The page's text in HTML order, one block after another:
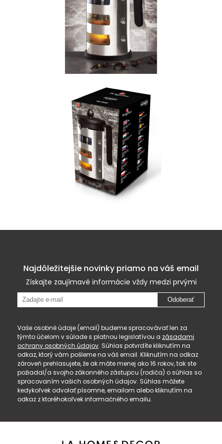
Najdôležitejšie novinky priamo na váš email
Získajte zaujímavé informácie vždy medzi prvými
Odoberať
Vaše osobné údaje (email) budeme spracovávať len za
týmto účelom v súlade s platnou legislatívou a zásadami
ochrany osobných údajov. Súhlas potvrdíte kliknutím na
odkaz, ktorý vám pošleme na váš email. Kliknutím na odkaz
zároveň prehlasujete, že ak máte menej ako 16 rokov, tak ste
požiadal/a svojho zákonného zástupcu (rodiča) o súhlas so
spracovaním vašich osobných údajov. Súhlas môžete
kedykoľvek odvolať písomne, emailom alebo kliknutím na
odkaz z ktoréhokoľvek informačného emailu.